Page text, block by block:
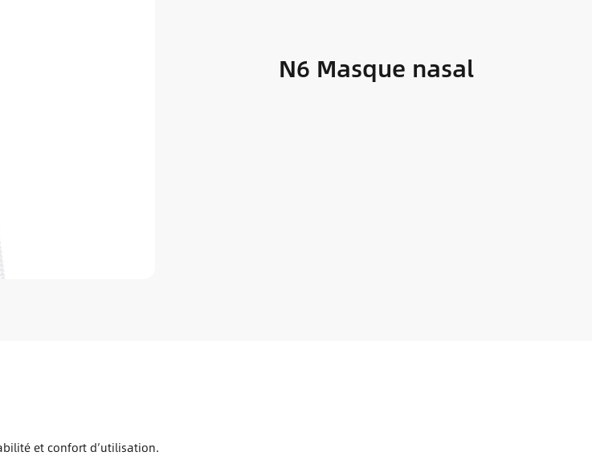
N6 Masque nasal
et confort d’utilisation.